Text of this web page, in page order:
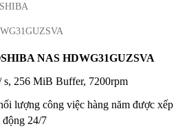
NAS HDWG31GUZSVA
s, 256 MiB Buffer, 7200rpm
lượng công việc hàng năm được xếp
động 24/7